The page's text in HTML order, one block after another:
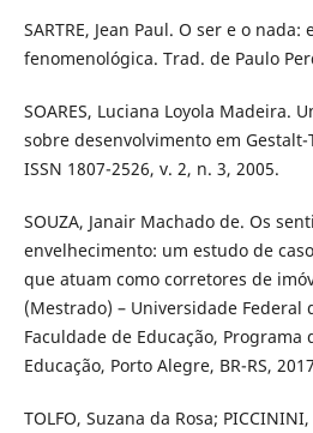
SARTRE, Jean Paul. O ser e o
fenomenológica. Trad. de Paulo
SOARES, Luciana Loyola Madeira.
sobre desenvolvimento em Gestalt-
ISSN 1807-2526, v. 2, n. 3, 2005.
SOUZA, Janair Machado de. Os
envelhecimento: um estudo de
que atuam como corretores de
(Mestrado) – Universidade Federal
Faculdade de Educação, Programa
Educação, Porto Alegre, BR-RS,
TOLFO, Suzana da Rosa;